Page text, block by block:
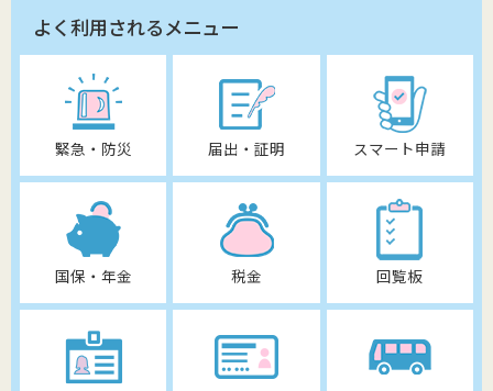
よく利用されるメニュー
緊急・防災 届出・証明 スマート申請
国保・年金 税金 回覧板